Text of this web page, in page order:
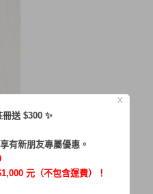
X
送 $300 ✨
有新朋友專屬優惠。
元（不包含運費）！